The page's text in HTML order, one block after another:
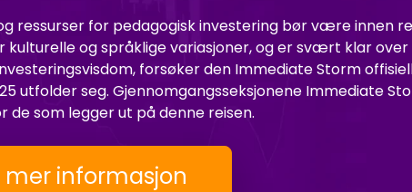
ressurser for pedagogisk investering bør være innen
og språklige variasjoner, og er svært klar
forsøker den Immediate Storm
seg. Gjennomgangsseksjonene Immediate
de som legger ut på denne reisen.
mer informasjon